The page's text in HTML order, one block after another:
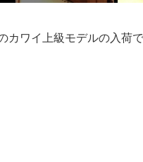
カワイ上級モデルの入